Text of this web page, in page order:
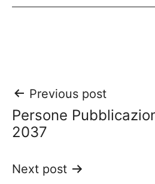
Post
navigation
Previous post
Persone
2037
Next post